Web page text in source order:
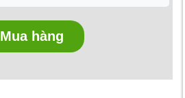
Mua hàng